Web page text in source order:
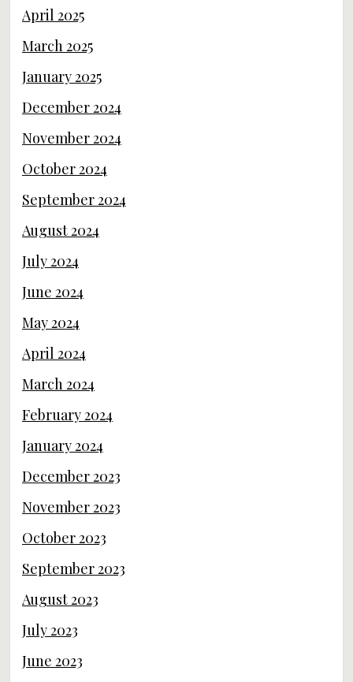
January 2025
December 2024
November 2024
October 2024
September 2024
August 2024
July 2024
June 2024
May 2024
April 2024
March 2024
February 2024
January 2024
December 2023
November 2023
October 2023
September 2023
August 2023
July 2023
June 2023
May 2023
April 2023